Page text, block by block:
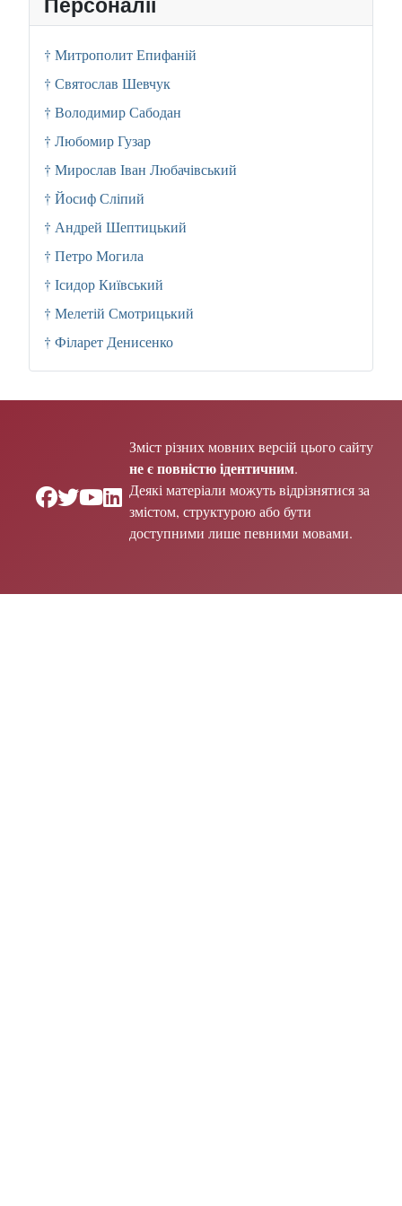
Персоналії
† Митрополит Епифаній
† Святослав Шевчук
† Володимир Сабодан
† Любомир Гузар
† Мирослав Іван Любачівський
† Йосиф Сліпий
† Андрей Шептицький
† Петро Могила
† Ісидор Київський
† Мелетій Смотрицький
† Філарет Денисенко
Зміст різних мовних версій цього сайту
не є повністю ідентичним.
Деякі матеріали можуть відрізнятися за
змістом, структурою або бути
доступними лише певними мовами.